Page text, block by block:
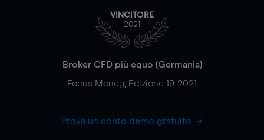
VINCITORE
2021
Broker CFD più equo (Germania)
Focus Money, Edizione 19-2021
Prova un conto demo gratuito